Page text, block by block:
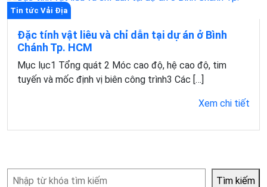
Tin tức Vải Địa
Đặc tính vật liêu và chỉ dẫn tại dự án ở Bình
Chánh Tp. HCM
Mục lục1 Tổng quát 2 Móc cao độ, hệ cao độ, tim
tuyến và mốc định vị biên công trình3 Các […]
Xem chi tiết
Tìm
Tìm kiếm